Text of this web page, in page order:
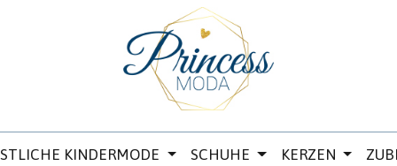
KINDERMODE SCHUHE KERZEN